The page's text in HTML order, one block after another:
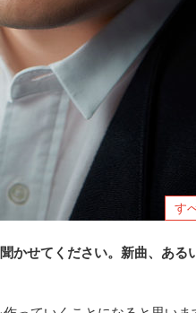
す
せてください。新曲、ある